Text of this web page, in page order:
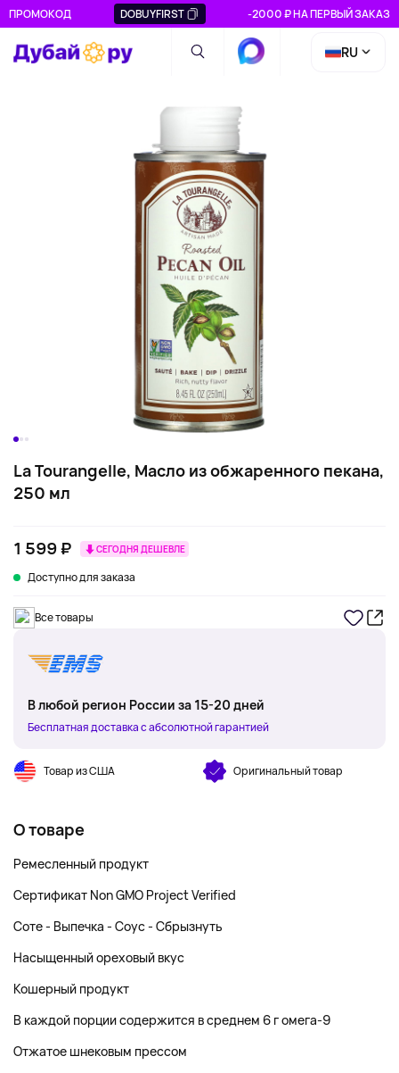
ПРОМОКОД DOBUYFIRST -2000 ₽ НА ПЕРВЫЙ ЗАКАЗ
RU
La Tourangelle, Масло из обжаренного пекана,
250 мл
1 599 ₽ СЕГОДНЯ ДЕШЕВЛЕ
Доступно для заказа
Все товары
В любой регион России за 15-20 дней
Бесплатная доставка с абсолютной гарантией
Товар из США Оригинальный товар
О товаре
Ремесленный продукт
Сертификат Non GMO Project Verified
Соте - Выпечка - Соус - Сбрызнуть
Насыщенный ореховый вкус
Кошерный продукт
В каждой порции содержится в среднем 6 г омега-9
Отжатое шнековым прессом